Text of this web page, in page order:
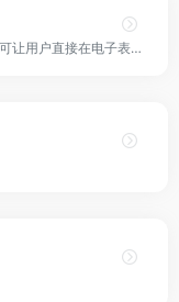
SheetAI是一款Google Sheets的插件，可让用户直接在电子表格中运行 GPT并自动执行任务并生成公式。